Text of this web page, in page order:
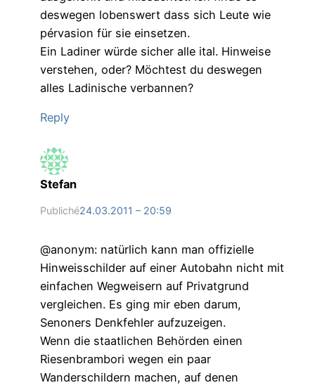
deswegen lobenswert dass sich Leute wie
pérvasion für sie einsetzen.
Ein Ladiner würde sicher alle ital. Hinweise
verstehen, oder? Möchtest du deswegen
alles Ladinische verbannen?
Reply
Stefan
Publiché24.03.2011 – 20:59
@anonym: natürlich kann man offizielle
Hinweisschilder auf einer Autobahn nicht mit
einfachen Wegweisern auf Privatgrund
vergleichen. Es ging mir eben darum,
Senoners Denkfehler aufzuzeigen.
Wenn die staatlichen Behörden einen
Riesenbrambori wegen ein paar
Wanderschildern machen, auf denen